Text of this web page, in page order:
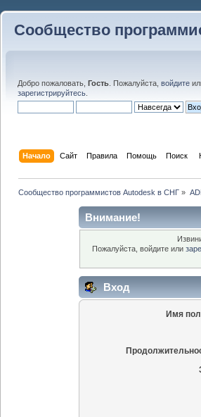
Сообщество
Добро пожаловать, Гость . Пожалуйста, войдите
зарегистрируйтесь
Начало Сайт Правила Помощь Поиск
Сообщество программистов Autodesk в СНГ »
Внимание!
Пожалуйста, войдите или
Вход
Имя